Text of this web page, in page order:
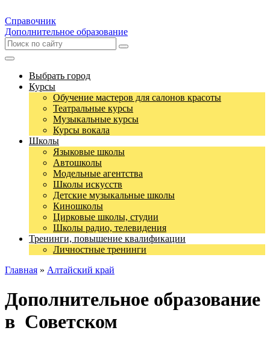
Справочник
Дополнительное образование
Выбрать город
Курсы
Обучение мастеров для салонов красоты
Театральные курсы
Музыкальные курсы
Курсы вокала
Школы
Языковые школы
Автошколы
Модельные агентства
Школы искусств
Детские музыкальные школы
Киношколы
Цирковые школы, студии
Школы радио, телевидения
Тренинги, повышение квалификации
Личностные тренинги
Главная » Алтайский край
Дополнительное образование
в Советском